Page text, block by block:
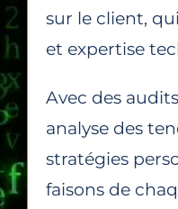
sur le client,
et expertise
Avec des
analyse des
stratégies
faisons de